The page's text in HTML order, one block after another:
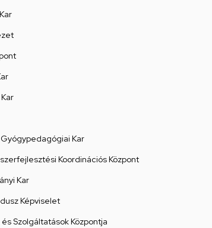
Kar
Koordinációs Központ
Kar
Képviselet
Szolgáltatások Központja